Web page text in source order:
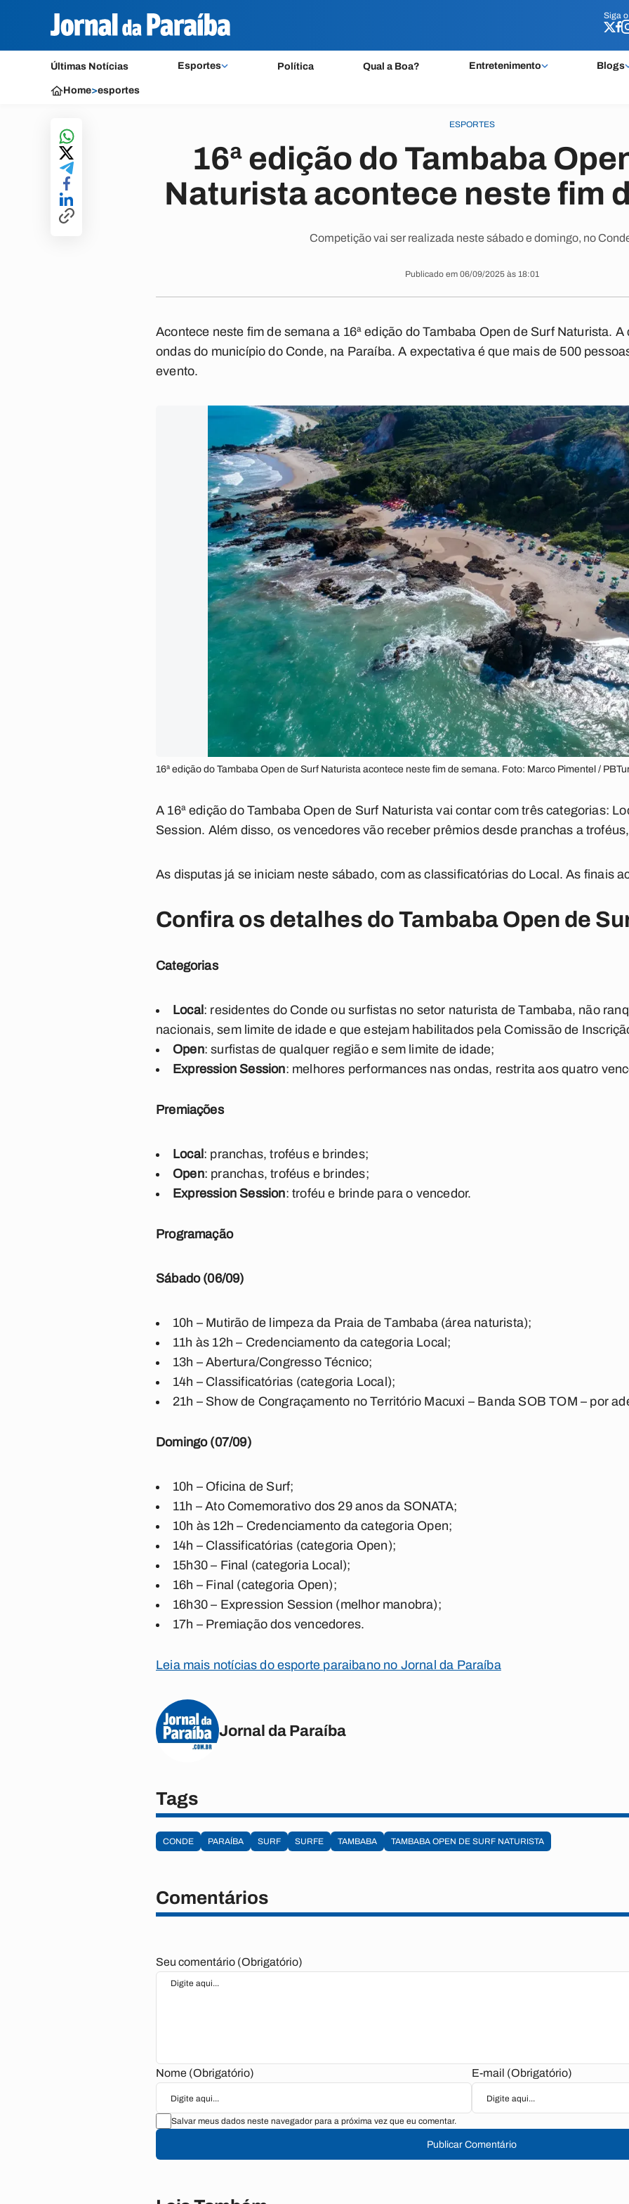
Siga o
Últimas Notícias Esportes Política Qual a Boa? Entretenimento Blogs
Siga o
Home>esportes
ESPORTES
16ª edição do Tambaba
Naturista acontece neste fim
Competição vai ser realizada neste sábado e domingo, no
Publicado em 06/09/2025 às 18:01
Acontece neste fim de semana a 16ª edição do Tambaba Open de Surf Naturista.
ondas do município do Conde, na Paraíba. A expectativa é que mais de 500
evento.
16ª edição do Tambaba Open de Surf Naturista acontece neste fim de semana. Foto: Marco Pimentel /
A 16ª edição do Tambaba Open de Surf Naturista vai contar com três categorias:
Session. Além disso, os vencedores vão receber prêmios desde pranchas a
As disputas já se iniciam neste sábado, com as classificatórias do Local. As finais
Confira os detalhes do Tambaba Open de
Categorias
Local : residentes do Conde ou surfistas no setor naturista de Tambaba, não
nacionais, sem limite de idade e que estejam habilitados pela Comissão de
Open: surfistas de qualquer região e sem limite de idade;
Expression Session: melhores performances nas ondas, restrita aos quatro
Premiações
Local : pranchas, troféus e brindes;
Open: pranchas, troféus e brindes;
Expression Session: troféu e brinde para o vencedor.
Programação
Sábado (06/09)
10h – Mutirão de limpeza da Praia de Tambaba (área naturista);
11h às 12h – Credenciamento da categoria Local;
13h – Abertura/Congresso Técnico;
14h – Classificatórias (categoria Local);
21h – Show de Congraçamento no Território Macuxi – Banda SOB TOM – por
Domingo (07/09)
10h – Oficina de Surf;
11h – Ato Comemorativo dos 29 anos da SONATA;
10h às 12h – Credenciamento da categoria Open;
14h – Classificatórias (categoria Open);
15h30 – Final (categoria Local);
16h – Final (categoria Open);
16h30 – Expression Session (melhor manobra);
17h – Premiação dos vencedores.
Leia mais notícias do esporte paraibano no Jornal da Paraíba
Jornal da Paraíba
Tags
CONDE PARAÍBA SURF SURFE TAMBABA TAMBABA OPEN DE SURF NATURISTA
Comentários
Seu comentário (Obrigatório)
Nome (Obrigatório) E-mail (Obrigatório)
Salvar meus dados neste navegador para a próxima vez que eu comentar.
Publicar Comentário